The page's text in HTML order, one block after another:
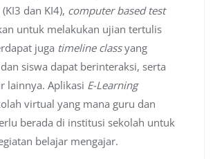
dan KI4), computer based test
untuk melakukan ujian tertulis
juga timeline classyang
siswa dapat berinteraksi, serta
lainnya. Aplikasi E-Learning
virtual yang mana guru dan
berada di institusi sekolah untuk
belajar mengajar.